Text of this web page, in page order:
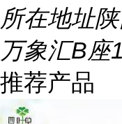
所在地址
万象汇B座
推荐产品